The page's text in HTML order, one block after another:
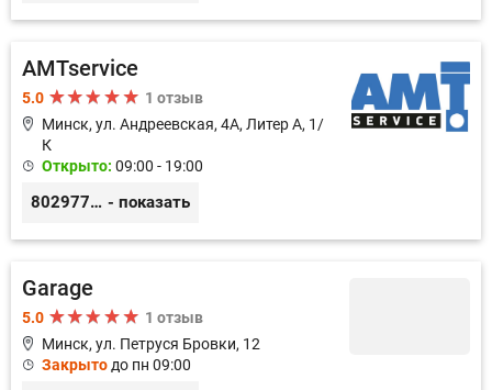
AMTservice
5.0
1 отзыв
Минск, ул. Андреевская, 4А, Литер А, 1/
К
Открыто: 09:00 - 19:00
80297783333 - показать
Garage
5.0
1 отзыв
Минск, ул. Петруся Бровки, 12
Закрытодо пн 09:00